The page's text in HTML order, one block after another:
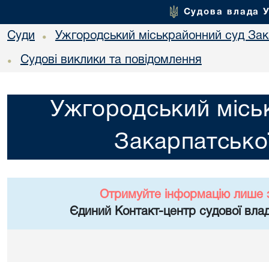
Судова влада
Суди • Ужгородський міськрайонний суд
• Судові виклики та повідомлення
Ужгородський
Отримуйте інформацію лише
Єдиний Контакт-центр судової